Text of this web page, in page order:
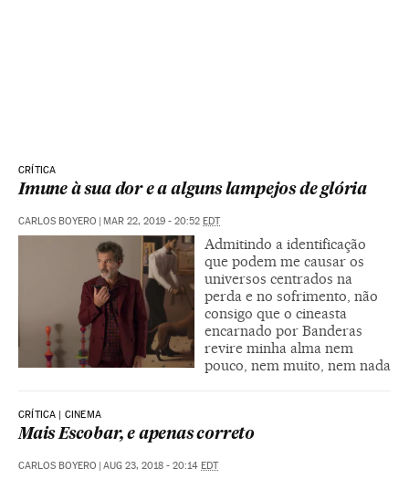
CRÍTICA
Imune à sua dor e a alguns lampejos de glória
CARLOS BOYERO | MAR 22, 2019 - 20:52 EDT
Admitindo a identificação
que podem me causar os
universos centrados na
perda e no sofrimento, não
consigo que o cineasta
encarnado por Banderas
revire minha alma nem
pouco, nem muito, nem nada
CRÍTICA | CINEMA
Mais Escobar, e apenas correto
CARLOS BOYERO | AUG 23, 2018 - 20:14 EDT